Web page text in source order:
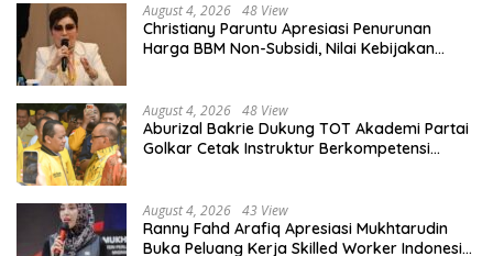
August 4, 2026 48 View
Christiany Paruntu Apresiasi Penurunan
Harga BBM Non-Subsidi, Nilai Kebijakan
August 4, 2026 48 View
Aburizal Bakrie Dukung TOT Akademi Partai
Golkar Cetak Instruktur Berkompetensi
August 4, 2026 43 View
Ranny Fahd Arafiq Apresiasi Mukhtarudin
Buka Peluang Kerja Skilled Worker Indonesia